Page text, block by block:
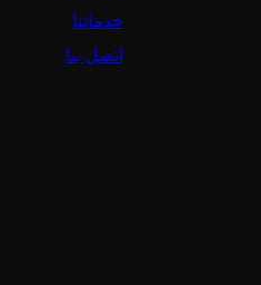
خدماتنا
اتصل بنا